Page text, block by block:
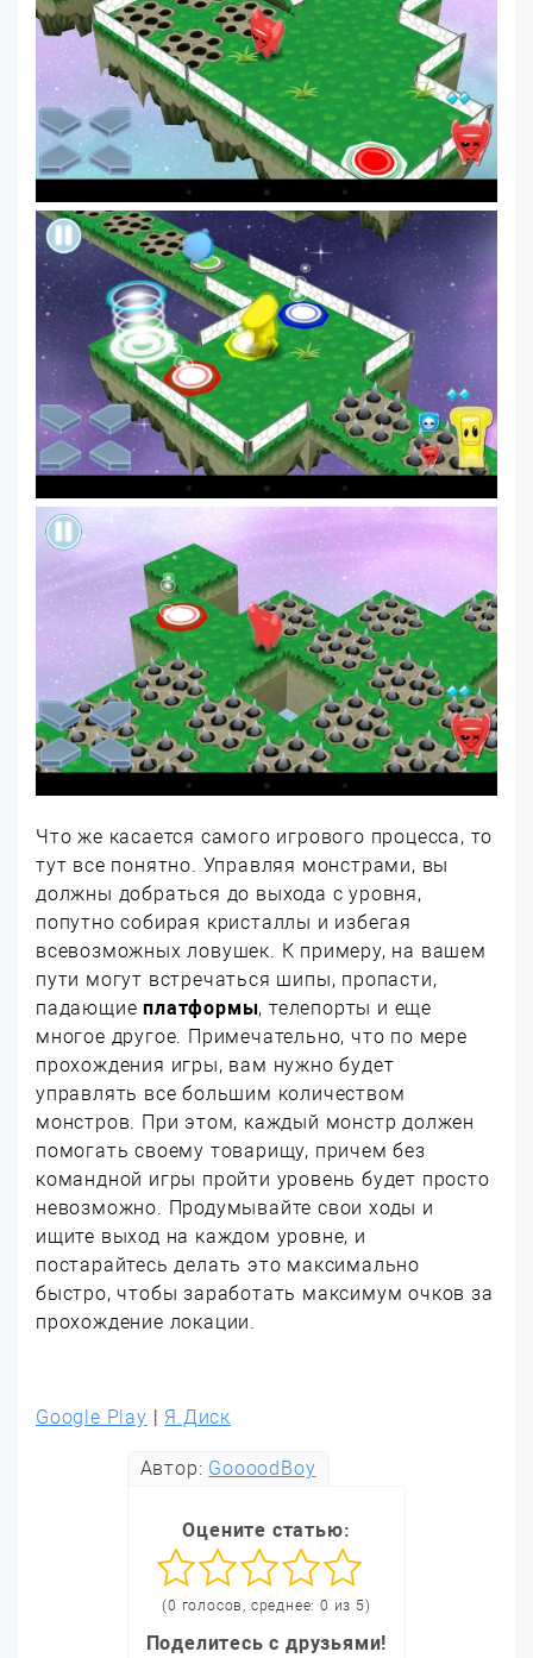
Что же касается самого игрового процесса, то
тут все понятно. Управляя монстрами, вы
должны добраться до выхода с уровня,
попутно собирая кристаллы и избегая
всевозможных ловушек. К примеру, на вашем
пути могут встречаться шипы, пропасти,
падающиеплатформы, телепорты и еще
многое другое. Примечательно, что по мере
прохождения игры, вам нужно будет
управлять все большим количеством
монстров. При этом, каждый монстр должен
помогать своему товарищу, причем без
командной игры пройти уровень будет просто
невозможно. Продумывайте свои ходы и
ищите выход на каждом уровне, и
постарайтесь делать это максимально
быстро, чтобы заработать максимум очков за
прохождение локации.
Google Play | Я.Диск
Автор: GoooodBoy
Оцените статью:
(0 голосов, среднее: 0 из 5)
Поделитесь с друзьями!